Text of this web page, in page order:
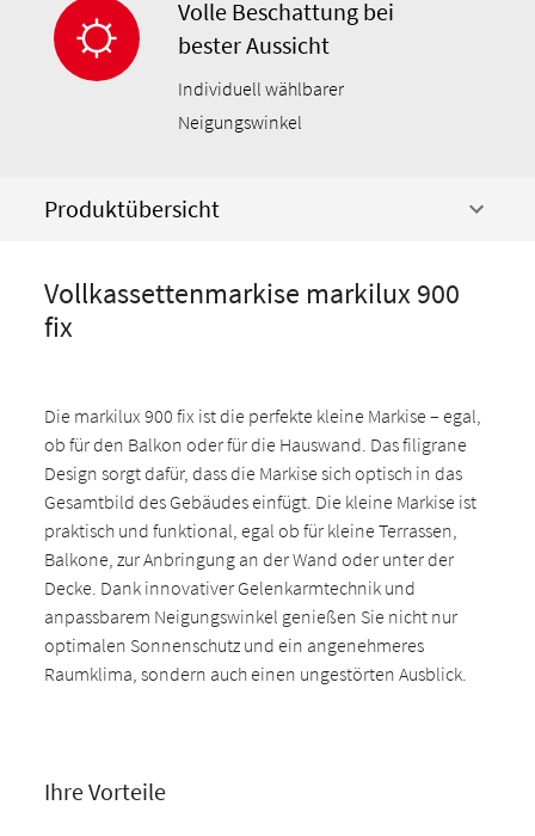
Volle Beschattung bei
bester Aussicht
Individuell wählbarer
Neigungswinkel
Produktübersicht
Vollkassettenmarkise markilux 900
fix
Die markilux 900 fix ist die perfekte kleine Markise – egal,
ob für den Balkon oder für die Hauswand. Das filigrane
Design sorgt dafür, dass die Markise sich optisch in das
Gesamtbild des Gebäudes einfügt. Die kleine Markise ist
praktisch und funktional, egal ob für kleine Terrassen,
Balkone, zur Anbringung an der Wand oder unter der
Decke. Dank innovativer Gelenkarmtechnik und
anpassbarem Neigungswinkel genießen Sie nicht nur
optimalen Sonnenschutz und ein angenehmeres
Raumklima, sondern auch einen ungestörten Ausblick.
Ihre Vorteile